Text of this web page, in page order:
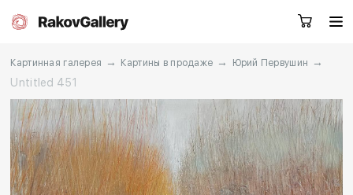
Москва
RU EN CN
Заказать звонок
Картинная галерея → Картины в продаже → Юрий Первушин
→
Untitled 451